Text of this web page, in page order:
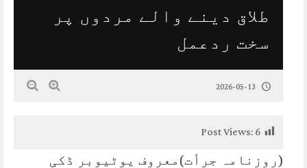
طلاق دینے والے مردوں پر
سخت ردعمل
2026-05-13
Post Views:6
(روزنامہ جرأت)معروف یوٹیوبر ڈکی